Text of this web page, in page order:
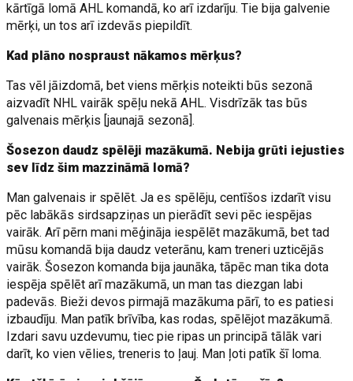
kārtīgā lomā AHL komandā, ko arī izdarīju. Tie bija galvenie
mērķi, un tos arī izdevās piepildīt.
Kad plāno nospraust nākamos mērķus?
Tas vēl jāizdomā, bet viens mērķis noteikti būs sezonā
aizvadīt NHL vairāk spēļu nekā AHL. Visdrīzāk tas būs
galvenais mērķis [jaunajā sezonā].
Šosezon daudz spēlēji mazākumā. Nebija grūti iejusties
sev līdz šim mazzināmā lomā?
Man galvenais ir spēlēt. Ja es spēlēju, centīšos izdarīt visu
pēc labākās sirdsapziņas un pierādīt sevi pēc iespējas
vairāk. Arī pērn mani mēģināja iespēlēt mazākumā, bet tad
mūsu komandā bija daudz veterānu, kam treneri uzticējās
vairāk. Šosezon komanda bija jaunāka, tāpēc man tika dota
iespēja spēlēt arī mazākumā, un man tas diezgan labi
padevās. Bieži devos pirmajā mazākuma pārī, to es patiesi
izbaudīju. Man patīk brīvība, kas rodas, spēlējot mazākumā.
Izdari savu uzdevumu, tiec pie ripas un principā tālāk vari
darīt, ko vien vēlies, treneris to ļauj. Man ļoti patīk šī loma.